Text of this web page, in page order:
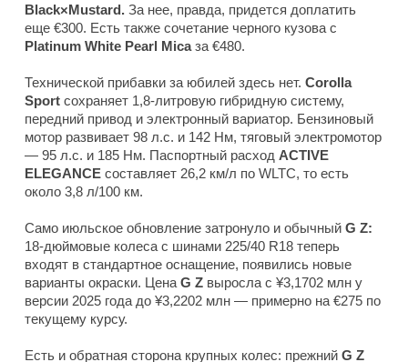
Black×Mustard. За нее, правда, придется доплатить
еще €300. Есть также сочетание черного кузова с
Platinum White Pearl Micaза €480.
Технической прибавки за юбилей здесь нет. Corolla
Sport сохраняет 1,8-литровую гибридную систему,
передний привод и электронный вариатор. Бензиновый
мотор развивает 98 л.с. и 142 Нм, тяговый электромотор
— 95 л.с. и 185 Нм. Паспортный расход ACTIVE
ELEGANCE составляет 26,2 км/л по WLTC, то есть
около 3,8 л/100 км.
Само июльское обновление затронуло и обычный G Z:
18-дюймовые колеса с шинами 225/40 R18 теперь
входят в стандартное оснащение, появились новые
варианты окраски. Цена G Z выросла с ¥3,1702 млн у
версии 2025 года до ¥3,2202 млн — примерно на €275 по
текущему курсу.
Есть и обратная сторона крупных колес: прежний G Z